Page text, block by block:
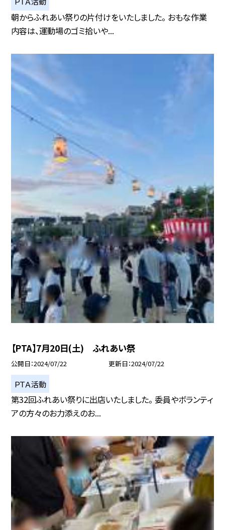
朝からふれあい祭りの片付けをいたしました。 おもな作業
内容は、運動場のゴミ拾いや...
【PTA】7月20日(土) ふれあい祭
公開日 2024/07/22 更新日 2024/07/22
ＰＴＡ活動
第32回ふれあい祭りに出店いたしました。 委員やボランティ
アの方々のお力添えのお...